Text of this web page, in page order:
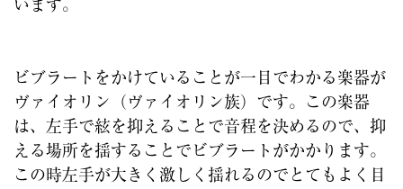
います。
ビブラートをかけていることが一目でわかる楽器が
ヴァイオリン（ヴァイオリン族）です。この楽器
は、左手で絃を抑えることで音程を決めるので、抑
える場所を揺することでビブラートがかかります。
この時左手が大きく激しく揺れるのでとてもよく目